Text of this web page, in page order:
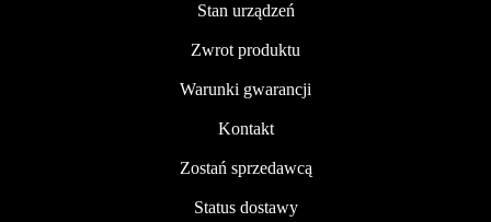
Stan urządzeń
Zwrot produktu
Warunki gwarancji
Kontakt
Zostań sprzedawcą
Status dostawy